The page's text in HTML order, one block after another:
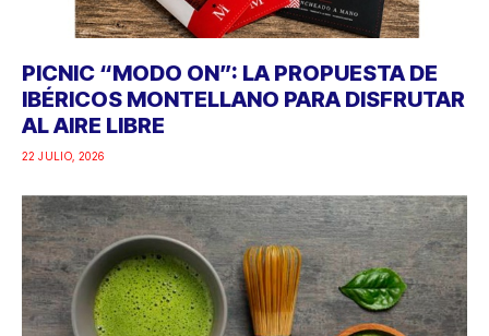
PICNIC “MODO ON”: LA PROPUESTA DE
IBÉRICOS MONTELLANO PARA DISFRUTAR
AL AIRE LIBRE
22 JULIO, 2026